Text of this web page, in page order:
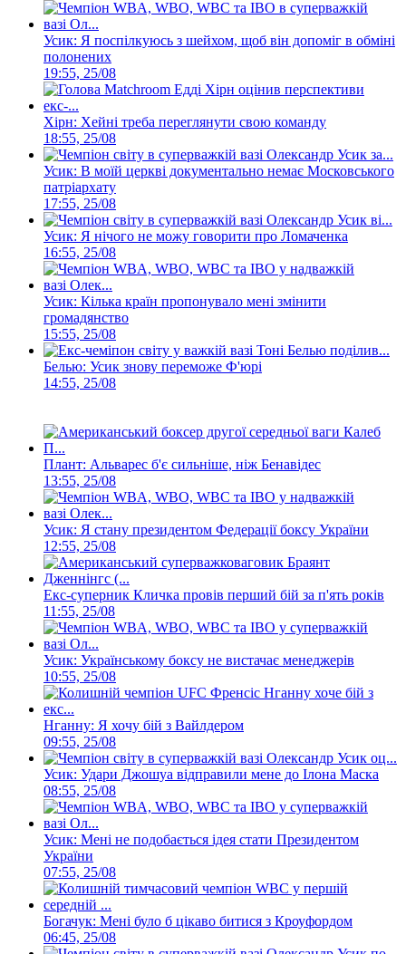
Усик: Я поспілкуюсь з шейхом, щоб він допоміг в обміні
полонених
19:55, 25/08
Хірн: Хейні треба переглянути свою команду
18:55, 25/08
Усик: В моїй церкві документально немає Московського
патріархату
17:55, 25/08
Усик: Я нічого не можу говорити про Ломаченка
16:55, 25/08
Усик: Кілька країн пропонувало мені змінити
громадянство
15:55, 25/08
Белью: Усик знову переможе Ф'юрі
14:55, 25/08
Плант: Альварес б'є сильніше, ніж Бенавідес
13:55, 25/08
Усик: Я стану президентом Федерації боксу України
12:55, 25/08
Екс-суперник Кличка провів перший бій за п'ять років
11:55, 25/08
Усик: Українському боксу не вистачає менеджерів
10:55, 25/08
Нганну: Я хочу бій з Вайлдером
09:55, 25/08
Усик: Удари Джошуа відправили мене до Ілона Маска
08:55, 25/08
Усик: Мені не подобається ідея стати Президентом
України
07:55, 25/08
Богачук: Мені було б цікаво битися з Кроуфордом
06:45, 25/08